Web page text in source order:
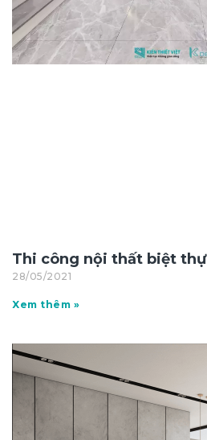
Thi công nội thất biệt thự
28/05/2021
Xem thêm »